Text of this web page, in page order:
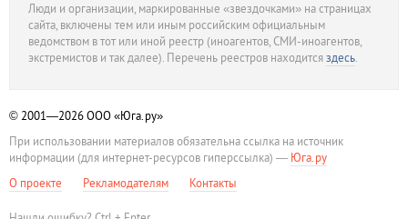
Люди и организации, маркированные «звездочками» на страницах
сайта, включены тем или иным российским официальным
ведомством в тот или иной реестр (иноагентов, СМИ-иноагентов,
экстремистов и так далее). Перечень реестров находитсяздесь.
© 2001—2026ООО «Юга.ру»
При использовании материалов обязательна ссылка на источник
информации (для интернет-ресурсов гиперссылка) — Юга.ру
О проекте
Рекламодателям Контакты